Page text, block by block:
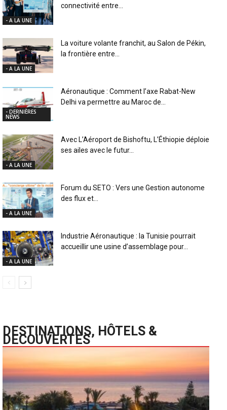
- A LA UNE
connectivité entre...
- A LA UNE
La voiture volante franchit, au Salon de Pékin,
la frontière entre...
- DERNIÈRES
NEWS
Aéronautique : Comment l’axe Rabat-New
Delhi va permettre au Maroc de...
- A LA UNE
Avec L’Aéroport de Bishoftu, L’Éthiopie déploie
ses ailes avec le futur...
- A LA UNE
Forum du SETO : Vers une Gestion autonome
des flux et...
- A LA UNE
Industrie Aéronautique : la Tunisie pourrait
accueillir une usine d’assemblage pour...
DESTINATIONS, HÔTELS &
DECOUVERTES